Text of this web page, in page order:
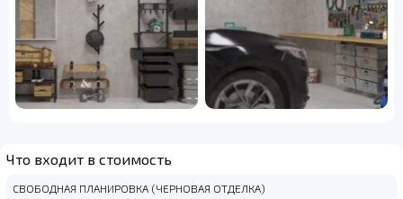
Что входит в стоимость
СВОБОДНАЯ ПЛАНИРОВКА (ЧЕРНОВАЯ ОТДЕЛКА)